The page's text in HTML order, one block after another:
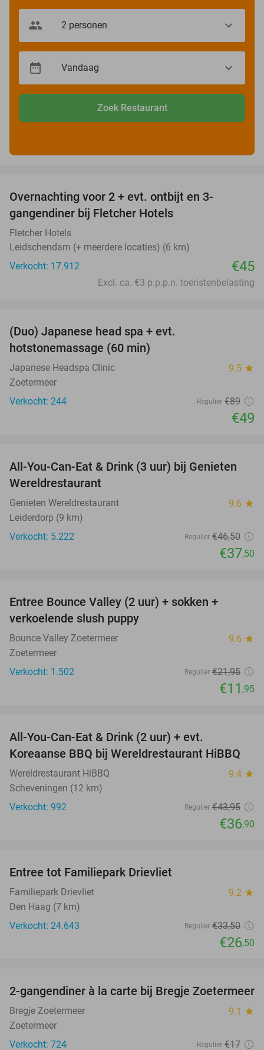
Zoek Restaurant
Overnachting voor 2 + evt. ontbijt en 3-
gangendiner bij Fletcher Hotels
Fletcher Hotels
Leidschendam (+ meerdere locaties) (6 km)
Verkocht: 17.912
€45
Excl. ca. €3 p.p.p.n. toeristenbelasting
(Duo) Japanese head spa + evt.
hotstonemassage (60 min)
Japanese Headspa Clinic 9.5 star
Zoetermeer
Verkocht: 244
Regulier €89
€49
19%
All-You-Can-Eat & Drink (3 uur) bij Genieten
Wereldrestaurant
Genieten Wereldrestaurant 9.6 star
Leiderdorp (9 km)
Verkocht: 5.222
Regulier €46,50
€37,50
Entree Bounce Valley (2 uur) + sokken +
verkoelende slush puppy
Bounce Valley Zoetermeer 9.6 star
Zoetermeer
Verkocht: 1.502
Regulier €21,95
€11 ,95
All-You-Can-Eat & Drink (2 uur) + evt.
Koreaanse BBQ bij Wereldrestaurant HiBBQ
Wereldrestaurant HiBBQ 9.4 star
Scheveningen (12 km)
Verkocht: 992
Regulier €43,95
€36,90
Entree tot Familiepark Drievliet
Familiepark Drievliet 9.2 star
Den Haag (7 km)
Verkocht: 24.643
Regulier €33,50
€26,50
12%
2-gangendiner à la carte bij Bregje Zoetermeer
Bregje Zoetermeer 9.1 star
Zoetermeer
Verkocht: 724
Regulier €17